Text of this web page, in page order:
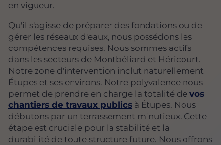
en vigueur.
Qu'il s'agisse de préparer des fondations ou de
gérer les réseaux d'eaux, nous possédons les
compétences requises. Nous sommes actifs
dans les secteurs de Montbéliard et Héricourt.
Notre zone d'intervention inclut naturellement
Étupes et ses environs. Notre polyvalence nous
permet de prendre en charge la totalité de vos
chantiers de travaux publics à Étupes. Nous
débutons par un terrassement minutieux. Cette
étape est cruciale pour la stabilité et la
durabilité de toute structure future. Nous offrons